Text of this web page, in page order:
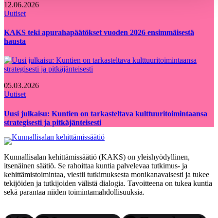
12.06.2026
Uutiset
KAKS teki apurahapäätökset vuoden 2026 ensimmäisestä
hausta
05.03.2026
Uutiset
Uusi julkaisu: Kuntien on tarkasteltava kulttuuritoimintaansa
strategisesti ja pitkäjänteisesti
Kunnallisalan kehittämissäätiö (KAKS) on yleishyödyllinen,
itsenäinen säätiö. Se rahoittaa kuntia palvelevaa tutkimus- ja
kehittämistoimintaa, viestii tutkimuksesta monikanavaisesti ja tukee
tekijöiden ja tutkijoiden välistä dialogia. Tavoitteena on tukea kuntia
sekä parantaa niiden toimintamahdollisuuksia.